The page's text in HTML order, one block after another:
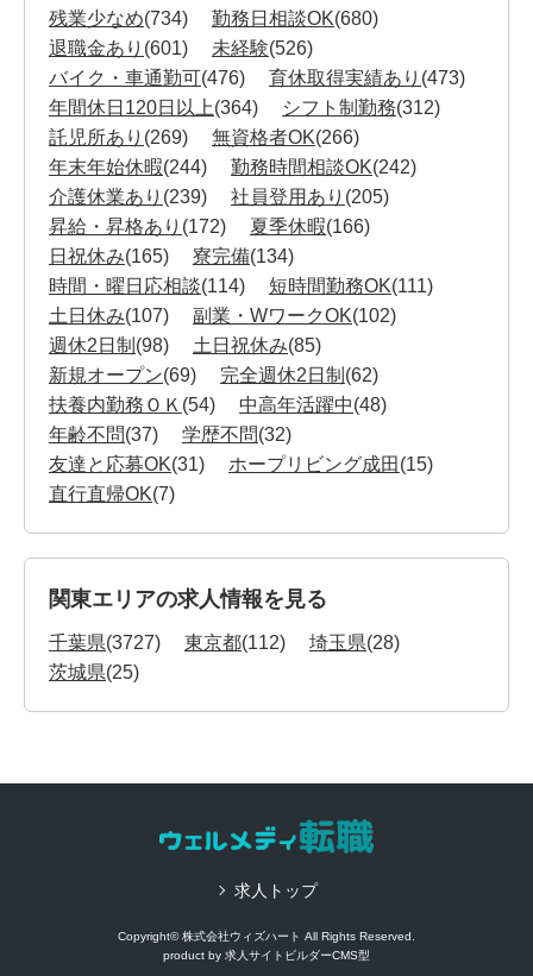
残業少なめ(734) 勤務日相談OK(680)
退職金あり (601) 未経験(526)
バイク・車通勤可(476) 育休取得実績あり (473)
年間休日120日以上(364) シフト制勤務(312)
託児所あり (269) 無資格者OK(266)
年末年始休暇(244) 勤務時間相談OK(242)
介護休業あり (239) 社員登用あり (205)
昇給・昇格あり (172) 夏季休暇(166)
日祝休み(165) 寮完備(134)
時間・曜日応相談(114) 短時間勤務OK(111)
土日休み(107) 副業・WワークOK(102)
週休2日制 (98) 土日祝休み(85)
新規オープン(69) 完全週休2日制 (62)
扶養内勤務ＯＫ (54) 中高年活躍中(48)
年齢不問(37) 学歴不問(32)
友達と応募OK(31) ホープリビング成田 (15)
直行直帰OK(7)
関東エリアの求人情報を見る
千葉県(3727) 東京都(112) 埼玉県(28)
茨城県(25)
求人トップ
Copyright© 株式会社ウィズハート All Rights Reserved.
product by 求人サイトビルダーCMS型